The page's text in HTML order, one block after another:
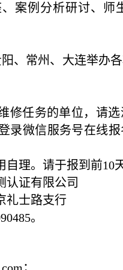
案例分析研讨、师
、常州、大连举办
修任务的单位，请
录微信服务号在线
自理。请于报到前10
认证有限公司
礼士路支行
。